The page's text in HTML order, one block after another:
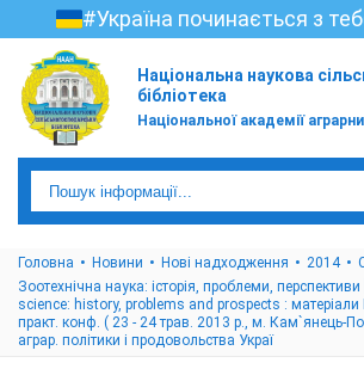
#Україна починається з
Національна наукова
бібліотека
Національної академії
Головна Новини Нові надходження 2014
Зоотехнічна наука: історія, проблеми,
science: history, problems and prospects : матеріали
практ. конф. ( 23 - 24 трав. 2013 р., м. Кам`янець-
аграр. політики і продовольства Украї